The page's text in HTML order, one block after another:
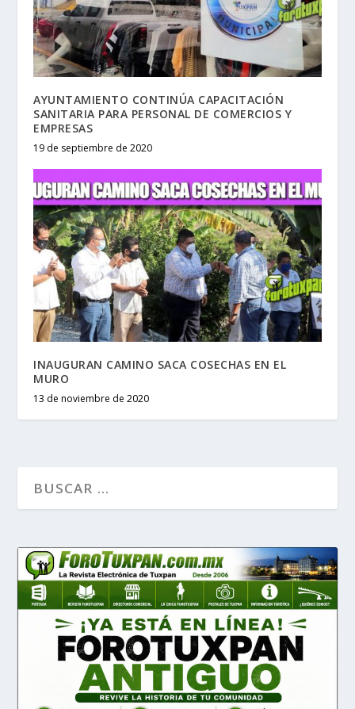
AYUNTAMIENTO CONTINÚA CAPACITACIÓN
SANITARIA PARA PERSONAL DE COMERCIOS Y
EMPRESAS
19 de septiembre de 2020
INAUGURAN CAMINO SACA COSECHAS EN EL
MURO
13 de noviembre de 2020